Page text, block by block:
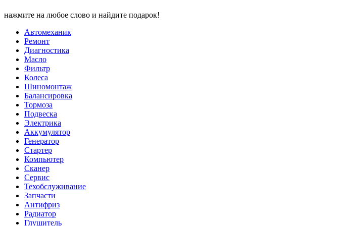
нажмите на любое слово и найдите подарок!
Автомеханик
Ремонт
Диагностика
Масло
Фильтр
Колеса
Шиномонтаж
Балансировка
Тормоза
Подвеска
Электрика
Аккумулятор
Генератор
Стартер
Компьютер
Сканер
Сервис
Техобслуживание
Запчасти
Антифриз
Радиатор
Глушитель